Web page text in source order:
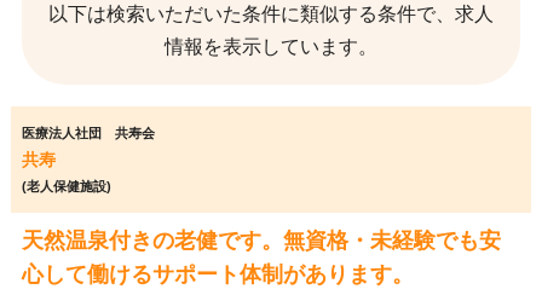
以下は検索いただいた条件に類似する条件で、求人
情報を表示しています。
医療法人社団 共寿会
共寿
(老人保健施設)
天然温泉付きの老健です。無資格・未経験でも安
心して働けるサポート体制があります。